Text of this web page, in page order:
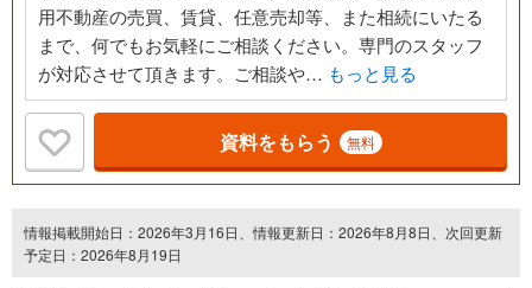
用不動産の売買、賃貸、任意売却等、また相続にいたる
まで、何でもお気軽にご相談ください。専門のスタッフ
が対応させて頂きます。ご相談や… もっと見る
資料をもらう 無料
情報掲載開始日：2026年3月16日、情報更新日：2026年8月8日、次回更新
予定日：2026年8月19日